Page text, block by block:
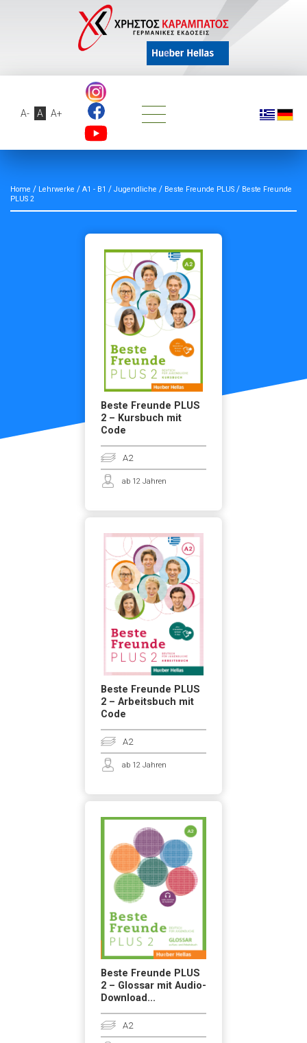
A- A A+
Home / Lehrwerke / A1 - B1 / Jugendliche / Beste Freunde PLUS / Beste Freunde
PLUS 2
Beste Freunde PLUS
2 – Kursbuch mit
Code
A2
ab 12 Jahren
Beste Freunde PLUS
2 – Arbeitsbuch mit
Code
A2
ab 12 Jahren
Beste Freunde PLUS
2 – Glossar mit Audio-
Download...
A2